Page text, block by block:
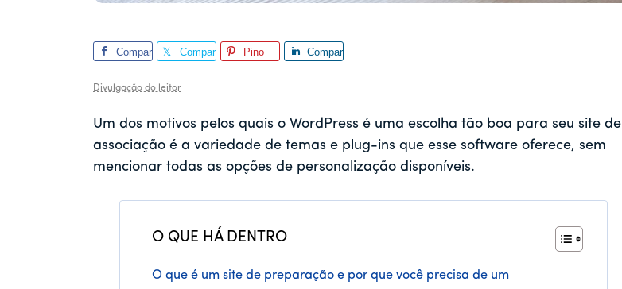
Compar
Compar
Pino
Compar
Divulgação do leitor
Um dos motivos pelos quais o WordPress é uma escolha tão boa para seu site de
associação é a variedade de temas e plug-ins que esse software oferece, sem
mencionar todas as opções de personalização disponíveis.
O QUE HÁ DENTRO
O que é um site de preparação e por que você precisa de um